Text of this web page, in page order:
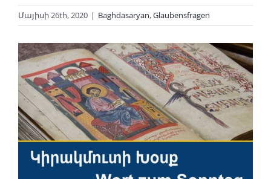
Մայիսի 26th, 2020 | Baghdasaryan,Glaubensfragen